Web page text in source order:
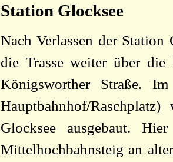
Station Glocksee
Nach Verlassen der
die Trasse weiter über
Königsworther Straße.
Hauptbahnhof/
Glocksee ausgebaut.
Mittelhochbahnsteig an